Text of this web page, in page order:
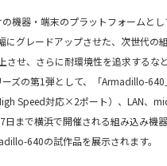
機器・端末のプラットフォームと
にグレードアップさせた、次世代
せ、さらに耐環境性を追求するな
ズの第1弾として、「Armadillo-
Speed対応×2ポート）、LAN、
まで横浜で開催される組み込み機
640の試作品を展示されます。